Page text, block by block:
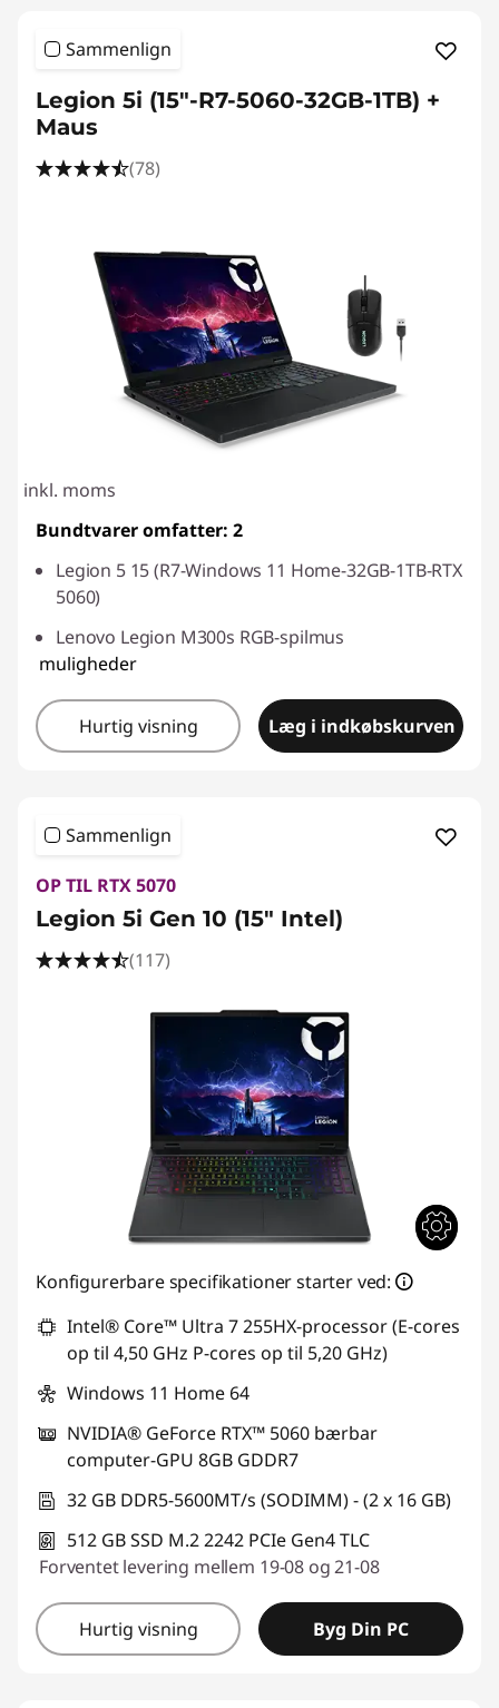
Sammenlign
Legion 5i (15"-R7-5060-32GB-1TB) +
Maus
(78)
inkl. moms
Bundtvarer omfatter: 2
Legion 5 15 (R7-Windows 11 Home-32GB-1TB-RTX
5060)
Lenovo Legion M300s RGB-spilmus
muligheder
Hurtig visning Læg i indkøbskurven
Sammenlign
OP TIL RTX 5070
Legion 5i Gen 10 (15" Intel)
(117)
Konfigurerbare specifikationer starter ved:
Intel® Core™ Ultra 7 255HX-processor (E-cores
op til 4,50 GHz P-cores op til 5,20 GHz)
Windows 11 Home 64
NVIDIA® GeForce RTX™ 5060 bærbar
computer-GPU 8GB GDDR7
32 GB DDR5-5600MT/s (SODIMM) - (2 x 16 GB)
512 GB SSD M.2 2242 PCIe Gen4 TLC
Forventet levering mellem 19-08 og 21-08
Hurtig visning Byg Din PC